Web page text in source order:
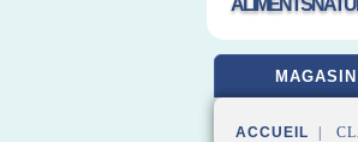
MAGASIN
ACCUEIL |